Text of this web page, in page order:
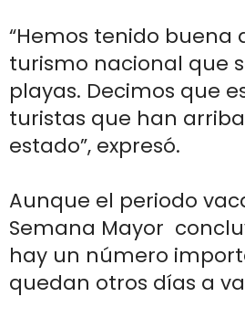
“Hemos tenido
turismo nacional que
playas. Decimos que
turistas que han
estado”, expresó.
Aunque el periodo
Semana Mayor
hay un número
quedan otros días a